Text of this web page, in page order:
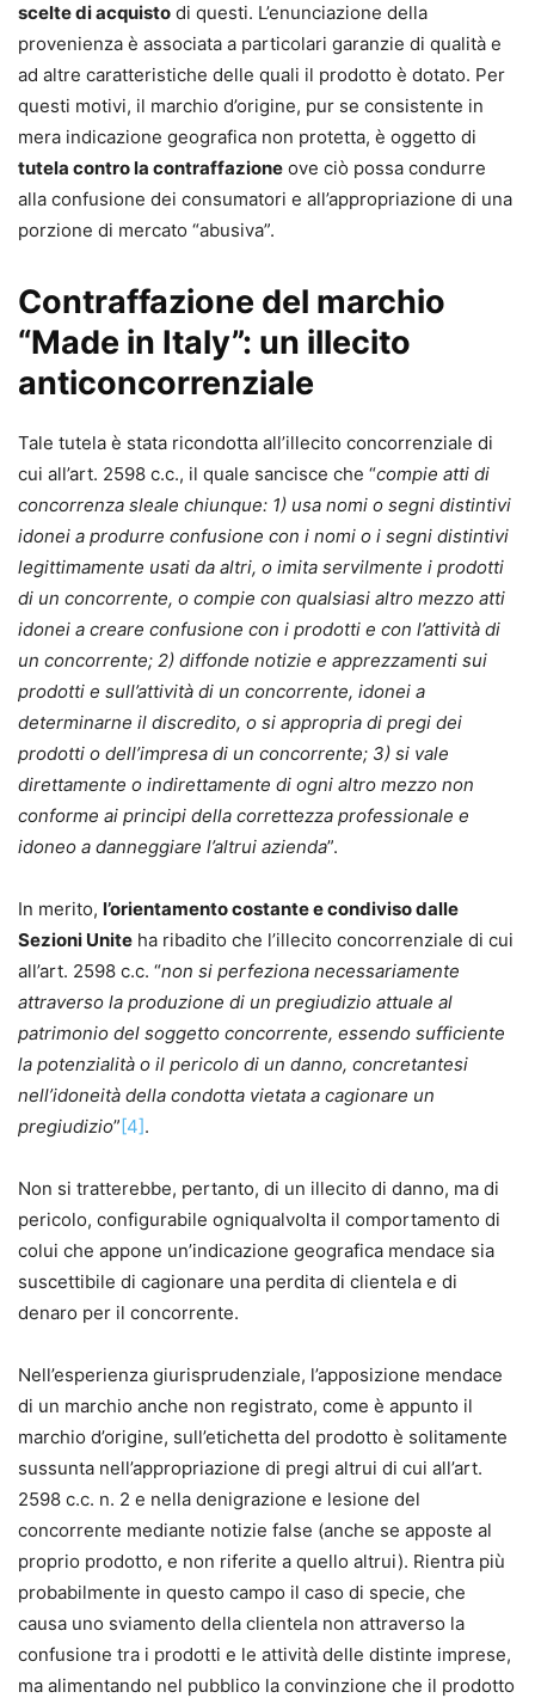
scelte di acquisto di questi. L’enunciazione della
provenienza è associata a particolari garanzie di qualità e
ad altre caratteristiche delle quali il prodotto è dotato. Per
questi motivi, il marchio d’origine, pur se consistente in
mera indicazione geografica non protetta, è oggetto di
tutela contro la contraffazione ove ciò possa condurre
alla confusione dei consumatori e all’appropriazione di una
porzione di mercato “abusiva”.
Contraffazione del marchio
“Made in Italy”: un illecito
anticoncorrenziale
Tale tutela è stata ricondotta all’illecito concorrenziale di
cui all’art. 2598 c.c., il quale sancisce che “compie atti di
concorrenza sleale chiunque: 1) usa nomi o segni distintivi
idonei a produrre confusione con i nomi o i segni distintivi
legittimamente usati da altri, o imita servilmente i prodotti
di un concorrente, o compie con qualsiasi altro mezzo atti
idonei a creare confusione con i prodotti e con l’attività di
un concorrente; 2) diffonde notizie e apprezzamenti sui
prodotti e sull’attività di un concorrente, idonei a
determinarne il discredito, o si appropria di pregi dei
prodotti o dell’impresa di un concorrente; 3) si vale
direttamente o indirettamente di ogni altro mezzo non
conforme ai principi della correttezza professionale e
idoneo a danneggiare l’altrui azienda”.
In merito, l’orientamento costante e condiviso dalle
Sezioni Unite ha ribadito che l’illecito concorrenziale di cui
all’art. 2598 c.c. “non si perfeziona necessariamente
attraverso la produzione di un pregiudizio attuale al
patrimonio del soggetto concorrente, essendo sufficiente
la potenzialità o il pericolo di un danno, concretantesi
nell’idoneità della condotta vietata a cagionare un
pregiudizio”[4].
Non si tratterebbe, pertanto, di un illecito di danno, ma di
pericolo, configurabile ogniqualvolta il comportamento di
colui che appone un’indicazione geografica mendace sia
suscettibile di cagionare una perdita di clientela e di
denaro per il concorrente.
Nell’esperienza giurisprudenziale, l’apposizione mendace
di un marchio anche non registrato, come è appunto il
marchio d’origine, sull’etichetta del prodotto è solitamente
sussunta nell’appropriazione di pregi altrui di cui all’art.
2598 c.c. n. 2 e nella denigrazione e lesione del
concorrente mediante notizie false (anche se apposte al
proprio prodotto, e non riferite a quello altrui). Rientra più
probabilmente in questo campo il caso di specie, che
causa uno sviamento della clientela non attraverso la
confusione tra i prodotti e le attività delle distinte imprese,
ma alimentando nel pubblico la convinzione che il prodotto